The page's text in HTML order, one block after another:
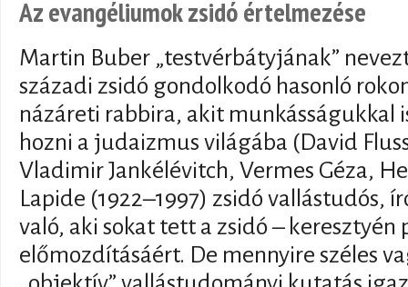
Az evangéliumok zsidó értelmezése
Martin Buber „testvérbátyjának”
századi zsidó gondolkodó hasonló
názáreti rabbira, akit munkásságukkal
hozni a judaizmus világába (David
Vladimir Jankélévitch, Vermes Géza,
Lapide (1922–1997) zsidó vallástudós,
való, aki sokat tett a zsidó – keresztyén
előmozdításáért. De mennyire széles